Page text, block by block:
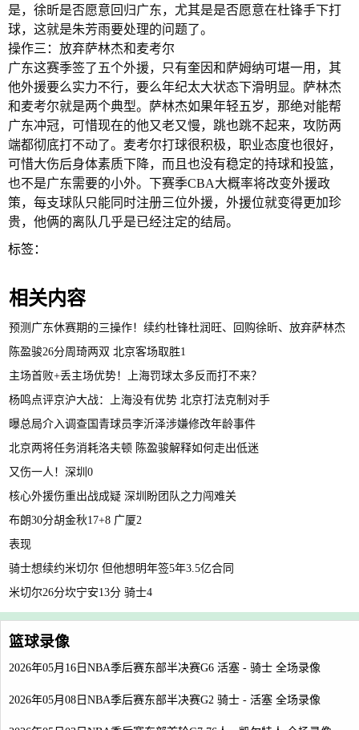
是，徐昕是否愿意回归广东，尤其是是否愿意在杜锋手下打
球，这就是朱芳雨要处理的问题了。
操作三：放弃萨林杰和麦考尔
广东这赛季签了五个外援，只有奎因和萨姆纳可堪一用，其
他外援要么实力不行，要么年纪太大状态下滑明显。萨林杰
和麦考尔就是两个典型。萨林杰如果年轻五岁，那绝对能帮
广东冲冠，可惜现在的他又老又慢，跳也跳不起来，攻防两
端都彻底打不动了。麦考尔打球很积极，职业态度也很好，
可惜大伤后身体素质下降，而且也没有稳定的持球和投篮，
也不是广东需要的小外。下赛季CBA大概率将改变外援政
策，每支球队只能同时注册三位外援，外援位就变得更加珍
贵，他俩的离队几乎是已经注定的结局。
标签：
相关内容
预测广东休赛期的三操作！续约杜锋杜润旺、回购徐昕、放弃萨林杰
陈盈骏26分周琦两双 北京客场取胜1
主场首败+丢主场优势！上海罚球太多反而打不来？
杨鸣点评京沪大战：上海没有优势 北京打法克制对手
曝总局介入调查国青球员李沂泽涉嫌修改年龄事件
北京两将任务消耗洛夫顿 陈盈骏解释如何走出低迷
又伤一人！深圳0
核心外援伤重出战成疑 深圳盼团队之力闯难关
布朗30分胡金秋17+8 广厦2
表现
骑士想续约米切尔 但他想明年签5年3.5亿合同
米切尔26分坎宁安13分 骑士4
篮球录像
2026年05月16日NBA季后赛东部半决赛G6 活塞 - 骑士 全场录像
2026年05月08日NBA季后赛东部半决赛G2 骑士 - 活塞 全场录像